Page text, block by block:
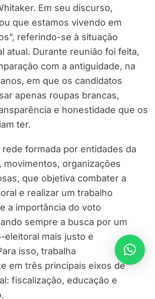
Em seu discurso,
que estamos vivendo em
referindo-se à situação
atual. Durante reunião foi feita,
com a antiguidade, na
em que os candidatos
apenas roupas brancas,
e honestidade que os
ter.
rede formada por entidades da
movimentos, organizações
que objetiva combater a
e realizar um trabalho
a importância do voto
sempre a busca por um
eleitoral mais justo e
isso, trabalha
em três principais eixos de
fiscalização, educação e